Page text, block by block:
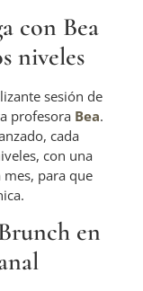
con Bea
niveles
sesión de
profesora Bea.
cada
con una
para que
en